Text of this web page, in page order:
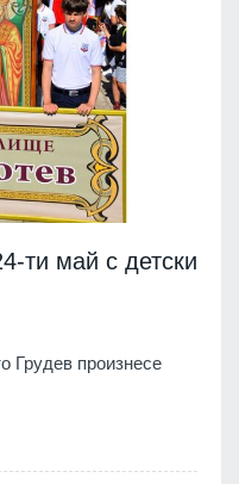
ти май с детски
Грудев произнесе